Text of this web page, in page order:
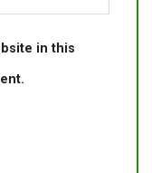
in this